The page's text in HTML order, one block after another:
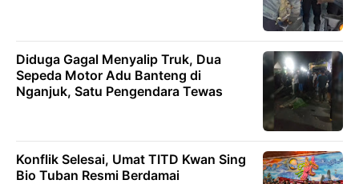
Diduga Gagal Menyalip Truk, Dua
Sepeda Motor Adu Banteng di
Nganjuk, Satu Pengendara Tewas
Konflik Selesai, Umat TITD Kwan Sing
Bio Tuban Resmi Berdamai